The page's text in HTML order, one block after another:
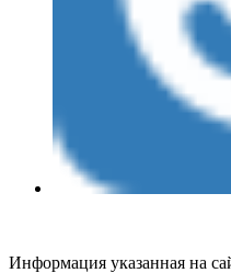
Информация указанная на